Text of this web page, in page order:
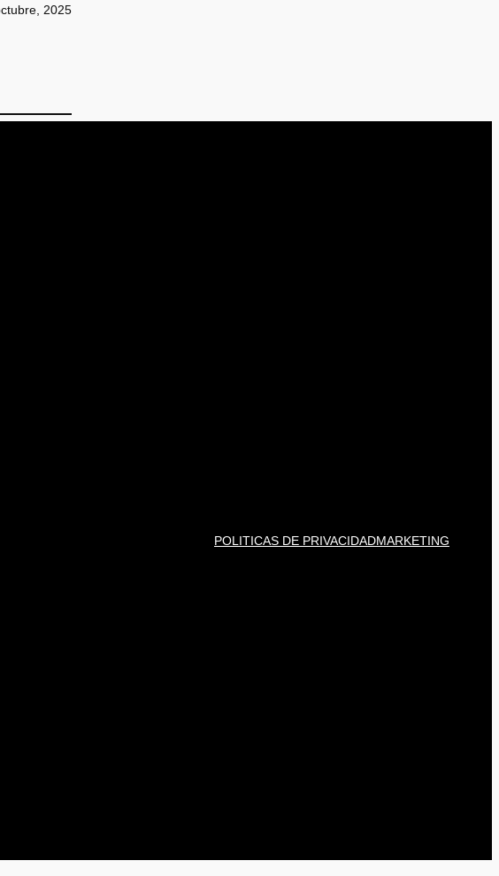
2025
POLITICAS DE PRIVACIDADMARKETING